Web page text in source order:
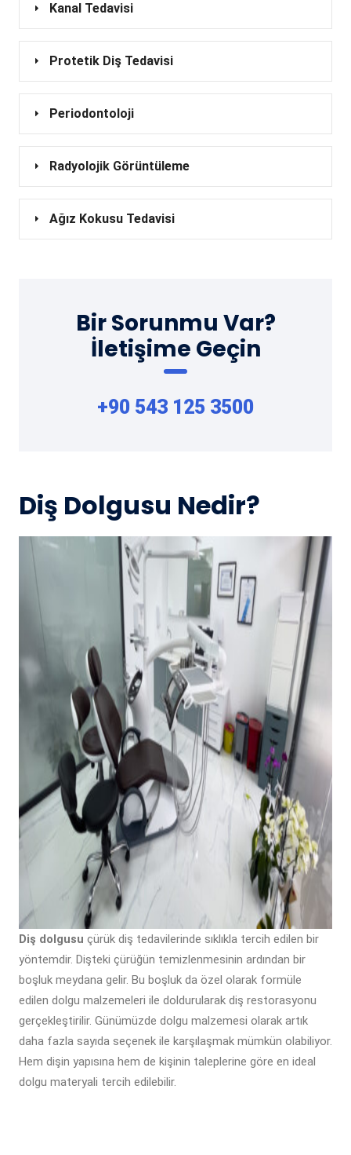
Kanal Tedavisi
Protetik Diş Tedavisi
Periodontoloji
Radyolojik Görüntüleme
Ağız Kokusu Tedavisi
Bir Sorunmu Var?
İletişime Geçin
+90 543 125 3500
Diş Dolgusu Nedir?
Diş dolgusu çürük diş tedavilerinde sıklıkla tercih edilen bir
yöntemdir. Dişteki çürüğün temizlenmesinin ardından bir
boşluk meydana gelir. Bu boşluk da özel olarak formüle
edilen dolgu malzemeleri ile doldurularak diş restorasyonu
gerçekleştirilir. Günümüzde dolgu malzemesi olarak artık
daha fazla sayıda seçenek ile karşılaşmak mümkün olabiliyor.
Hem dişin yapısına hem de kişinin taleplerine göre en ideal
dolgu materyali tercih edilebilir.